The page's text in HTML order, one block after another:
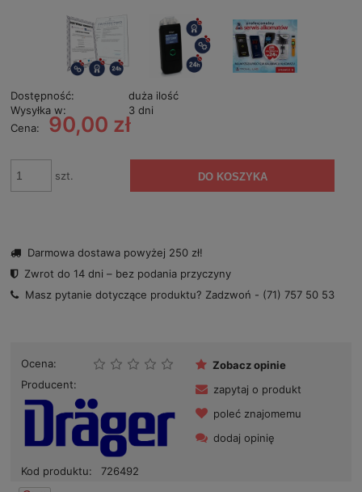
Dostępność:
duża ilość
Wysyłka w:
3 dni
Cena:
90,00 zł
szt. DO KOSZYKA
Darmowa dostawa powyżej 250 zł!
Zwrot do 14 dni – bez podania przyczyny
Masz pytanie dotyczące produktu? Zadzwoń - (71) 757 50 53
Ocena:
Producent:
Kod produktu: 726492
Zobacz opinie
zapytaj o produkt
poleć znajomemu
dodaj opinię